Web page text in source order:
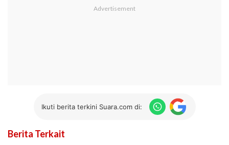
Ikuti berita terkini Suara.com di:
Berita Terkait